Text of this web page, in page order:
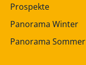
Prospekte
Panorama Winter
Panorama Sommer